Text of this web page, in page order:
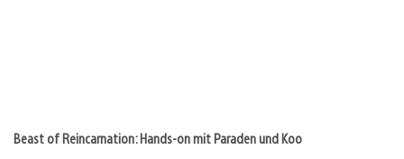
Beast of Reincarnation: Hands-on mit Paraden und Koo